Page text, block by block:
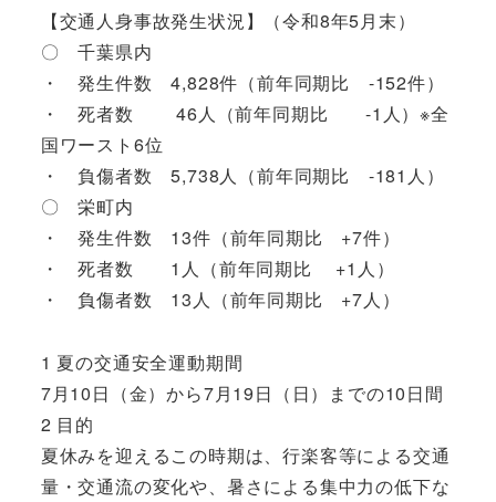
【交通人身事故発生状況】（令和8年5月末）
〇 千葉県内
・ 発生件数 4,828件（前年同期比 -152件）
・ 死者数 46人（前年同期比 -1人）※全
国ワースト6位
・ 負傷者数 5,738人（前年同期比 -181人）
〇 栄町内
・ 発生件数 13件（前年同期比 +7件）
・ 死者数 1人（前年同期比 +1人）
・ 負傷者数 13人（前年同期比 +7人）
1 夏の交通安全運動期間
7月10日（金）から7月19日（日）までの10日間
2 目的
夏休みを迎えるこの時期は、行楽客等による交通
量・交通流の変化や、暑さによる集中力の低下な